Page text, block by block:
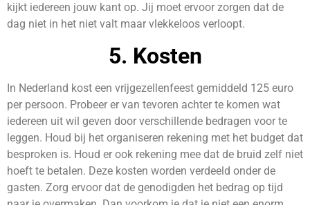
kijkt iedereen jouw kant op. Jij moet ervoor zorgen dat de
dag niet in het niet valt maar vlekkeloos verloopt.
5. Kosten
In Nederland kost een vrijgezellenfeest gemiddeld 125 euro
per persoon. Probeer er van tevoren achter te komen wat
iedereen uit wil geven door verschillende bedragen voor te
leggen. Houd bij het organiseren rekening met het budget dat
besproken is. Houd er ook rekening mee dat de bruid zelf niet
hoeft te betalen. Deze kosten worden verdeeld onder de
gasten. Zorg ervoor dat de genodigden het bedrag op tijd